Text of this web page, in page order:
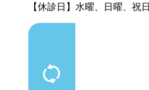
【休診日】水曜、日曜、祝日